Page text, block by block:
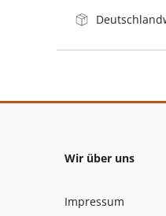
Wir über uns
Impressum